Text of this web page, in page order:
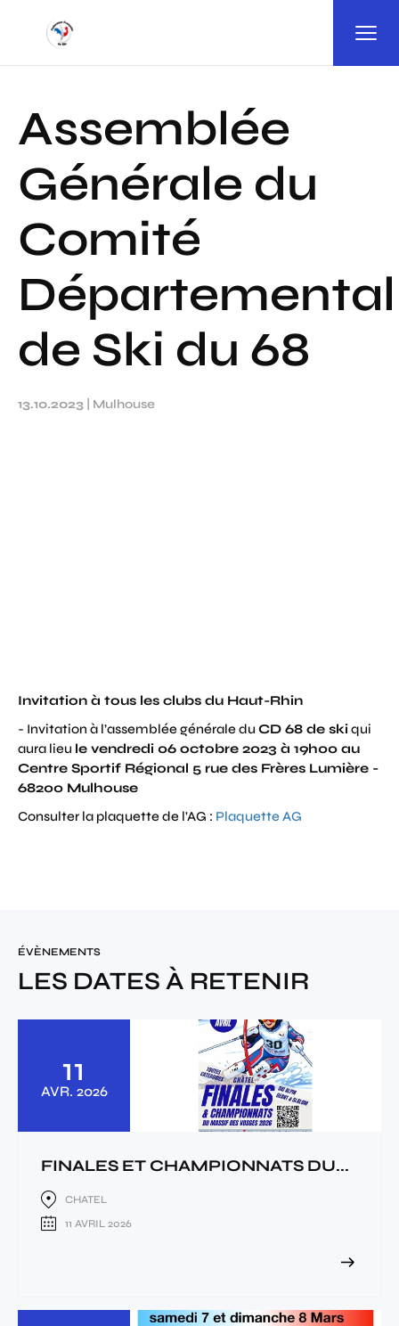
Assemblée
Générale du
Comité
Départemental
de Ski du 68
13.10.2023 Mulhouse
Invitation à tous les clubs du Haut-Rhin
- Invitation à l’assemblée générale du CD 68 de skiqui
aura lieu le vendredi 06 octobre 2023 à 19h00 au
Centre Sportif Régional 5 rue des Frères Lumière -
68200 Mulhouse
Consulter la plaquette de l'AG : Plaquette AG
ÉVÈNEMENTS
LES DATES À RETENIR
11
AVR. 2026
FINALES ET CHAMPIONNATS DU...
CHATEL
11 AVRIL 2026